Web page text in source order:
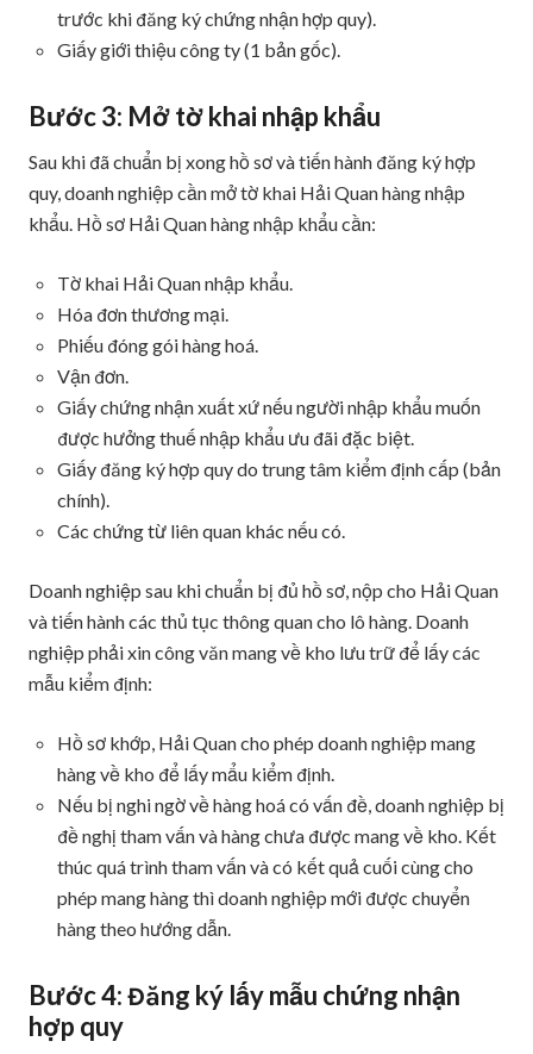
trước khi đăng ký chứng nhận hợp quy).
Giấy giới thiệu công ty (1 bản gốc).
Bước 3: Mở tờ khai nhập khẩu
Sau khi đã chuẩn bị xong hồ sơ và tiến hành đăng ký hợp
quy, doanh nghiệp cần mở tờ khai Hải Quan hàng nhập
khẩu. Hồ sơ Hải Quan hàng nhập khẩu cần:
Tờ khai Hải Quan nhập khẩu.
Hóa đơn thương mại.
Phiếu đóng gói hàng hoá.
Vận đơn.
Giấy chứng nhận xuất xứ nếu người nhập khẩu muốn
được hưởng thuế nhập khẩu ưu đãi đặc biệt.
Giấy đăng ký hợp quy do trung tâm kiểm định cấp (bản
chính).
Các chứng từ liên quan khác nếu có.
Doanh nghiệp sau khi chuẩn bị đủ hồ sơ, nộp cho Hải Quan
và tiến hành các thủ tục thông quan cho lô hàng. Doanh
nghiệp phải xin công văn mang về kho lưu trữ để lấy các
mẫu kiểm định:
Hồ sơ khớp, Hải Quan cho phép doanh nghiệp mang
hàng về kho để lấy mẩu kiểm định.
Nếu bị nghi ngờ về hàng hoá có vấn đề, doanh nghiệp bị
đề nghị tham vấn và hàng chưa được mang về kho. Kết
thúc quá trình tham vấn và có kết quả cuối cùng cho
phép mang hàng thì doanh nghiệp mới được chuyển
hàng theo hướng dẫn.
Bước 4: Đăng ký lấy mẫu chứng nhận
hợp quy